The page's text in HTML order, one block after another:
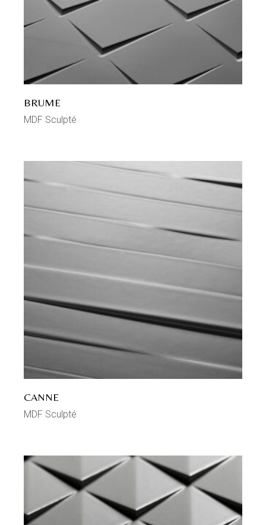
BRUME
MDF Sculpté
CANNE
MDF Sculpté